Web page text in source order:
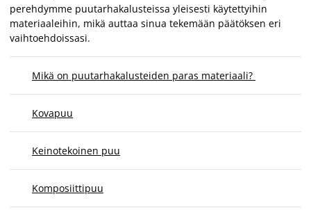
perehdymme puutarhakalusteissa yleisesti käytettyihin
materiaaleihin, mikä auttaa sinua tekemään päätöksen eri
vaihtoehdoissasi.
Mikä on puutarhakalusteiden paras materiaali?
Kovapuu
Keinotekoinen puu
Komposiittipuu